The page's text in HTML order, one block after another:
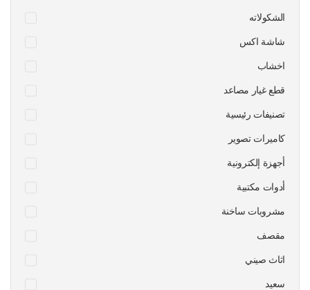
الشكولاته
شاشة اكس
اخشاب
قطع غيار مصاعد
تصنيفات رئيسية
كاميرات تصوير
أجهزة إلكترونية
أدوات مكتبية
مشروبات ساخنة
مقصف
اثاث صيني
سعيد